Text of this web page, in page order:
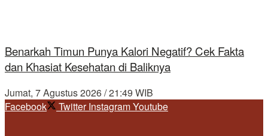
Benarkah Timun Punya Kalori Negatif? Cek Fakta
dan Khasiat Kesehatan di Baliknya
Jumat, 7 Agustus 2026 / 21:49 WIB
Facebook
Twitter InstagramYoutube